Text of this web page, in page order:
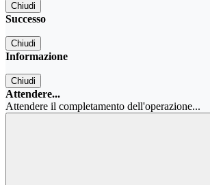
Chiudi
Successo
Chiudi
Informazione
Chiudi
Attendere...
Attendere il completamento dell'operazione...